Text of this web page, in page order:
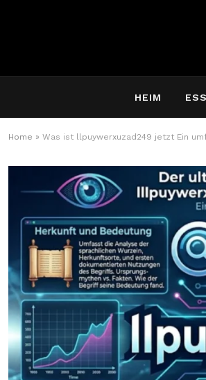
HEIM
Home » Was ist llpuywerxuzad249 jetzt Ein